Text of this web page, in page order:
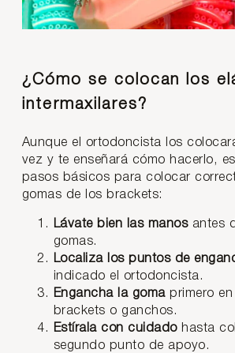
¿Cómo se colocan los
intermaxilares?
Aunque el ortodoncista los
vez y te enseñará cómo hacerlo,
pasos básicos para colocar
gomas de los brackets:
Lávate bien las manosantes
gomas.
Localiza los puntos de
indicado el ortodoncista.
Engancha la gomaprimero
brackets o ganchos.
Estírala con cuidadohasta
segundo punto de apoyo.